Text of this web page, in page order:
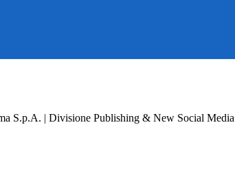
S.p.A. | Divisione Publishing & New Social Media